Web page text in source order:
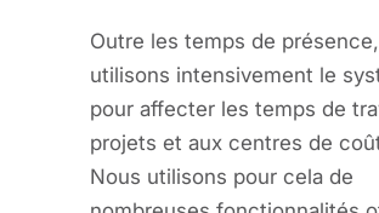
Outre les temps de
utilisons intensivement le
pour affecter les temps de
projets et aux centres de
Nous utilisons pour cela de